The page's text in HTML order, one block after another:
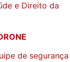
e Direito da
de segurança